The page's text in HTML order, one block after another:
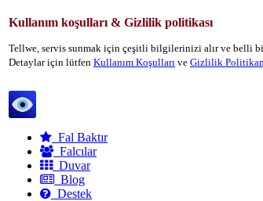
Kullanım koşulları & Gizlilik politikası
Tellwe, servis sunmak için çeşitli bilgilerinizi alır ve belli
Detaylar için lütfen Kullanım Koşulları ve Gizlilik
Fal Baktır
Falcılar
Duvar
Blog
Destek